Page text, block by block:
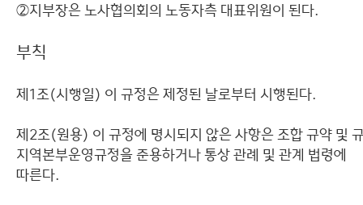
②지부장은 노사협의회의 노동자측 대표위원이 된다.
부칙
제1조(시행일) 이 규정은 제정된 날로부터 시행된다.
제2조(원용) 이 규정에 명시되지 않은 사항은 조합 규약 및
지역본부운영규정을 준용하거나 통상 관례 및 관계 법령에
따른다.